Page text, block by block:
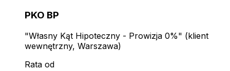
PKO BP
"Własny Kąt Hipoteczny - Prowizja 0%" (klient
wewnętrzny, Warszawa)
Rata od